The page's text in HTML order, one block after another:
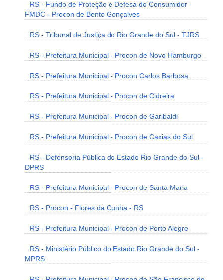
RS - Fundo de Proteção e Defesa do Consumidor -
FMDC - Procon de Bento Gonçalves
RS - Tribunal de Justiça do Rio Grande do Sul - TJRS
RS - Prefeitura Municipal - Procon de Novo Hamburgo
RS - Prefeitura Municipal - Procon Carlos Barbosa
RS - Prefeitura Municipal - Procon de Cidreira
RS - Prefeitura Municipal - Procon de Garibaldi
RS - Prefeitura Municipal - Procon de Caxias do Sul
RS - Defensoria Pública do Estado Rio Grande do Sul -
DPRS
RS - Prefeitura Municipal - Procon de Santa Maria
RS - Procon - Flores da Cunha - RS
RS - Prefeitura Municipal - Procon de Porto Alegre
RS - Ministério Público do Estado Rio Grande do Sul -
MPRS